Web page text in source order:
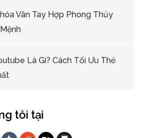
Vân Tay Hợp Phong Thủy
Là Gì? Cách Tối Ưu Thẻ
tôi tại